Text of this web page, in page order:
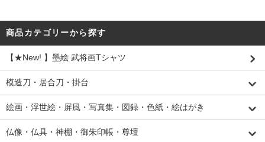
商品カテゴリーから探す
【★New! 】墨絵 武将画Tシャツ
模造刀・居合刀・掛台
絵画・浮世絵・屏風・写真集・図録・色紙・絵はがき
仏像・仏具・神棚・御朱印帳・尊壇